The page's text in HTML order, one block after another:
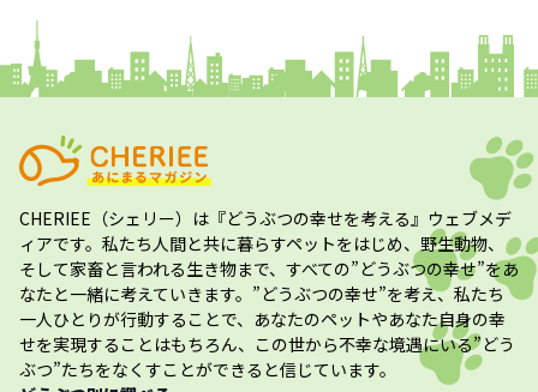
CHERIEE（シェリー） は『どうぶつの幸せを考える』ウェブメデ
ィアです。私たち人間と共に暮らすペットをはじめ、野生動物、
そして家畜と言われる生き物まで、すべての”どうぶつの幸せ”をあ
なたと一緒に考えていきます。”どうぶつの幸せ”を考え、私たち
一人ひとりが行動することで、あなたのペットやあなた自身の幸
せを実現することはもちろん、この世から不幸な境遇にいる”どう
ぶつ”たちをなくすことができると信じています。